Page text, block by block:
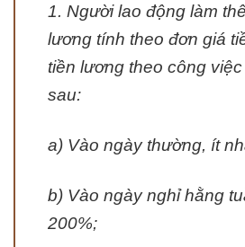
1. Người lao động làm
lương tính theo đơn giá
tiền lương theo công
sau:
a) Vào ngày thường, ít
b) Vào ngày nghỉ hằng
200%;